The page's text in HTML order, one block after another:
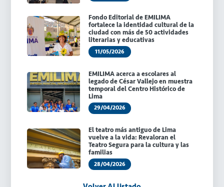
Fondo Editorial de EMILIMA
fortalece la identidad cultural de la
ciudad con más de 50 actividades
literarias y educativas
11/05/2026
EMILIMA acerca a escolares al
legado de César Vallejo en muestra
temporal del Centro Histórico de
Lima
29/04/2026
El teatro más antiguo de Lima
vuelve a la vida: Revaloran el
Teatro Segura para la cultura y las
familias
28/04/2026